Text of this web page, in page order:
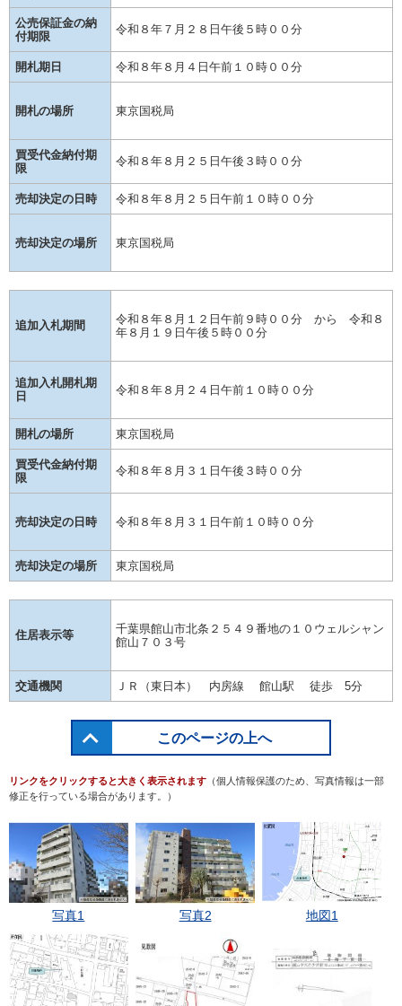
公売保証金の納
付期限
令和８年７月２８日午後５時００分
開札期日 令和８年８月４日午前１０時００分
開札の場所 東京国税局
買受代金納付期
限
令和８年８月２５日午後３時００分
売却決定の日時 令和８年８月２５日午前１０時００分
売却決定の場所 東京国税局
追加入札期間
令和８年８月１２日午前９時００分 から 令和８
年８月１９日午後５時００分
追加入札開札期
日
令和８年８月２４日午前１０時００分
開札の場所 東京国税局
買受代金納付期
限
令和８年８月３１日午後３時００分
売却決定の日時 令和８年８月３１日午前１０時００分
売却決定の場所 東京国税局
住居表示等
千葉県館山市北条２５４９番地の１０ウェルシャン
館山７０３号
交通機関 ＪＲ（東日本） 内房線 館山駅 徒歩 5分
このページの上へ
リンクをクリックすると大きく表示されます （個人情報保護のため、写真情報は一部
修正を行っている場合があります。）
写真1 写真2 地図1